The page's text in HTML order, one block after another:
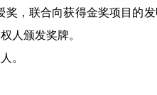
联合向获得金奖项目的发
人颁发奖牌。
。